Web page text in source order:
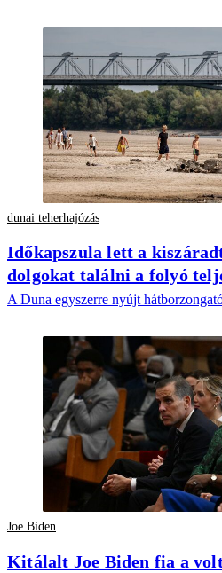
dunai teherhajózás
Időkapszula lett a
dolgokat találni a folyó
A Duna egyszerre nyújt
Joe Biden
Kitálalt Joe Biden fia a